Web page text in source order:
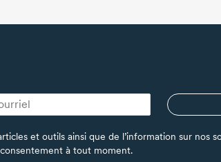
et outils ainsi que de l’information sur nos
consentement à tout moment.